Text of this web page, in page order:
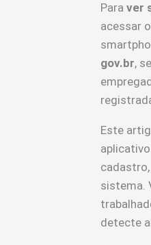
Para ver
acessar
gov.br,
Este
sistema.
detecte